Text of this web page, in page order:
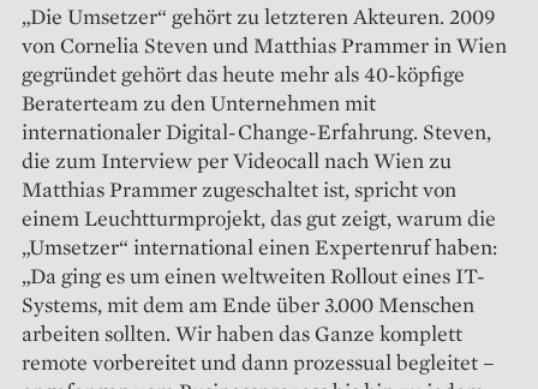
„Die Umsetzer“ gehört zu letzteren Akteuren. 2009
von Cornelia Steven und Matthias Prammer in Wien
gegründet gehört das heute mehr als 40-köpfige
Beraterteam zu den Unternehmen mit
internationaler Digital-Change-Erfahrung. Steven,
die zum Interview per Videocall nach Wien zu
Matthias Prammer zugeschaltet ist, spricht von
einem Leuchtturmprojekt, das gut zeigt, warum die
„Umsetzer“ international einen Expertenruf haben:
„Da ging es um einen weltweiten Rollout eines IT-
Systems, mit dem am Ende über 3.000 Menschen
arbeiten sollten. Wir haben das Ganze komplett
remote vorbereitet und dann prozessual begleitet –